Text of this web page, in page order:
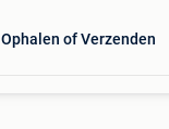
Ophalen of Verzenden